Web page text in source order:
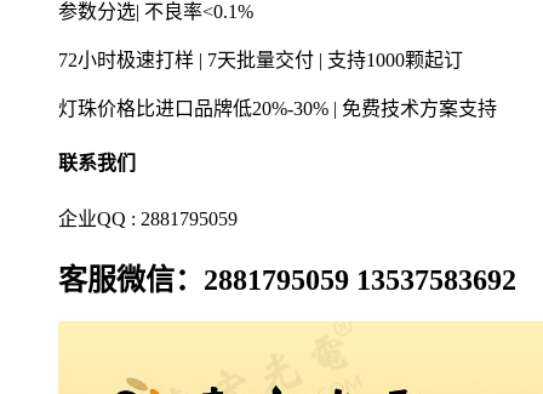
参数分选| 不良率<0.1%
72小时极速打样 | 7天批量交付 | 支持1000颗起订
灯珠价格比进口品牌低20%-30% | 免费技术方案支持
联系我们
企业QQ : 2881795059
客服微信：2881795059 13537583692